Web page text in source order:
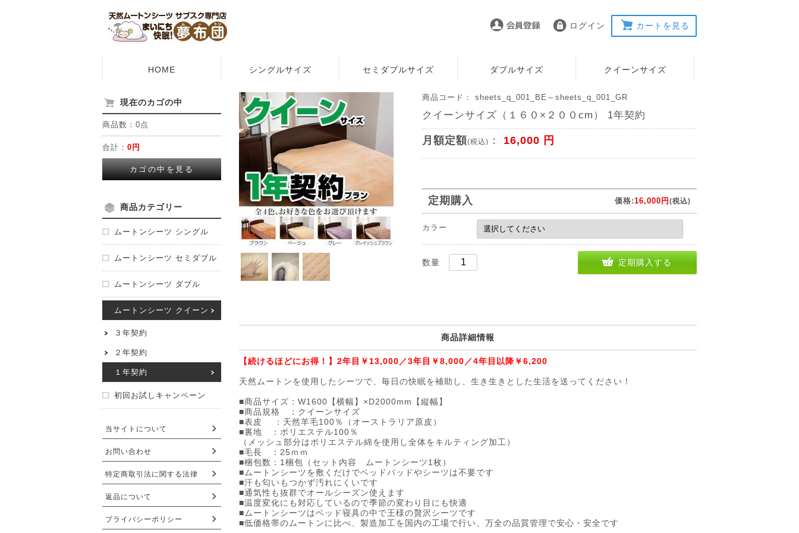
ログイン カートを見る
HOME シングルサイズ セミダブルサイズ ダブルサイズ クイーンサイズ
現在のカゴの中
商品数：0点
合計： 0円
カゴの中を見る
商品カテゴリー
ムートンシーツ シングル
ムートンシーツ セミダブル
ムートンシーツ ダブル
ムートンシーツ クイーン
３年契約
２年契約
１年契約
初回お試しキャンペーン
当サイトについて
お問い合わせ
特定商取引法に関する法律
返品について
プライバシーポリシー
商品コード： sheets_q_001_BE～sheets_q_001_GR
クイーンサイズ（１６０×２００cm） 1年契約
月額定額(税込) ： 16,000 円
定期購入 価格:16,000円 (税込)
カラー
数量 定期購入する
商品詳細情報
【続けるほどにお得！】2年目￥13,000／3年目￥8,000／4年目以降￥6,200
天然ムートンを使用したシーツで、毎日の快眠を補助し、生き生きとした生活を送ってください！
■商品サイズ：W1600【横幅】×D2000mm【縦幅】
■商品規格 ：クイーンサイズ
■表皮 ：天然羊毛100％（オーストラリア原皮）
■裏地 ：ポリエステル100％
（メッシュ部分はポリエステル綿を使用し全体をキルティング加工）
■毛長 ：25ｍｍ
■梱包数：1梱包（セット内容 ムートンシーツ1枚）
■ムートンシーツを敷くだけでベッドパッドやシーツは不要です
■汗も匂いもつかず汚れにくいです
■通気性も抜群でオールシーズン使えます
■温度変化にも対応しているので季節の変わり目にも快適
■ムートンシーツはベッド寝具の中で王様の贅沢シーツです
■低価格帯のムートンに比べ、製造加工を国内の工場で行い、万全の品質管理で安心・安全です